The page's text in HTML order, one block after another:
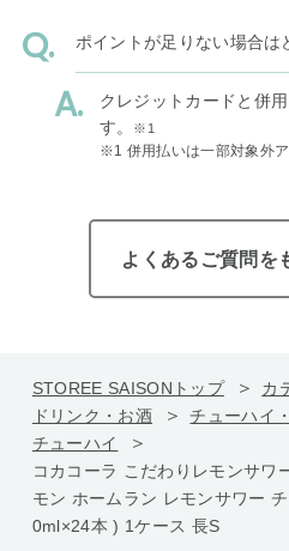
ポイントが足りない場合は
クレジットカードと併
す。
※1
※1 併用払いは一部対象外
よくあるご質問を
STOREE SAISONトップ
カ
ドリンク・お酒
チューハイ
チューハイ
コカコーラ こだわりレモンサワ
モン ホームラン レモンサワー
0ml×24本 ) 1ケース 長S